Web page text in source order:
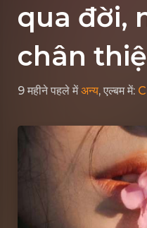
qua đời,
chân
9 महीने पहले मेंअन्य, एल्बम में: